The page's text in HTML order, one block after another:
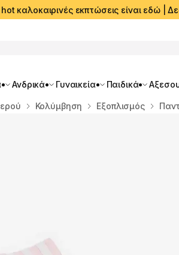
καλοκαιρινές εκπτώσεις είναι εδώ |
Ανδρικά Γυναικεία Παιδικά
Κολύμβηση Εξοπλισμός